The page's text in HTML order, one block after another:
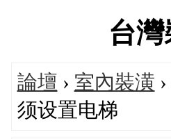
台
論壇 › 室內裝潢
须设置电梯